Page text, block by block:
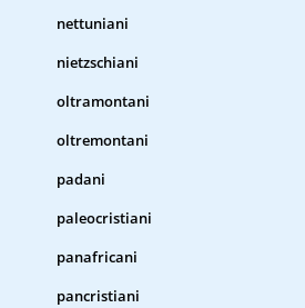
nettuniani
nietzschiani
oltramontani
oltremontani
padani
paleocristiani
panafricani
pancristiani